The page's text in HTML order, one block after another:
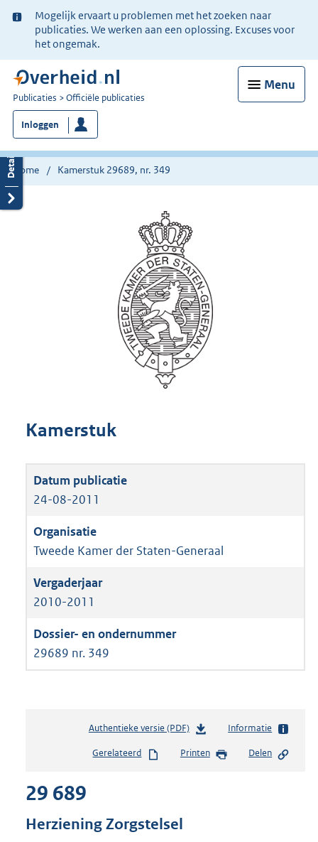
Ter
informatie:
Mogelijk ervaart u problemen met het zoeken naar
publicaties. We werken aan een oplossing. Excuses voor
het ongemak.
Menu
U
bent
nu
hier:
Publicaties Officiële publicaties
Inloggen
Home Kamerstuk 29689, nr. 349
Kamerstuk
24-08-2011
Tweede Kamer der Staten-Generaal
2010-2011
29689 nr. 349
Authentieke versie (PDF)b
s
Informatie
Gerelateerd Printen Delen
29 689
Herziening Zorgstelsel